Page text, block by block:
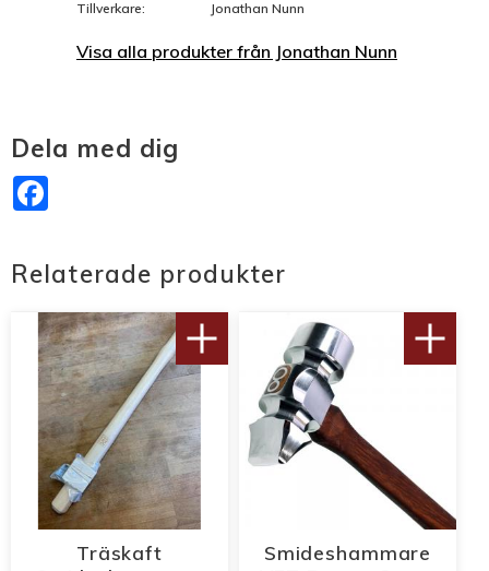
Tillverkare
Jonathan Nunn
Visa alla produkter från Jonathan Nunn
Dela med dig
Relaterade produkter
Träskaft
Smideshammare